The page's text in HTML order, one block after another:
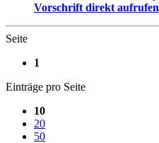
Vorschrift direkt aufrufen
Seite
1
Einträge pro Seite
10
20
50